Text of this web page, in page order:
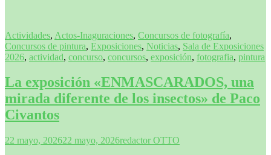
Actividades, Actos-Inaguraciones, Concursos de fotografía,
Concursos de pintura, Exposiciones, Noticias, Sala de Exposiciones
2026, actividad, concurso, concursos, exposición, fotografia, pintura
La exposición «ENMASCARADOS, una
mirada diferente de los insectos» de Paco
Civantos
22 mayo, 202622 mayo, 2026redactor OTTO